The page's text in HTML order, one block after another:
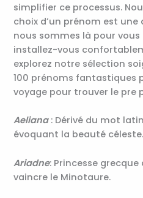
simplifier ce processus.
choix d’un prénom est
nous sommes là pour
installez-vous
explorez notre sélection
100 prénoms fantastiques
voyage pour trouver le pre
Aeliana: Dérivé du mot
évoquant la beauté céleste.
Ariadne: Princesse
vaincre le Minotaure.